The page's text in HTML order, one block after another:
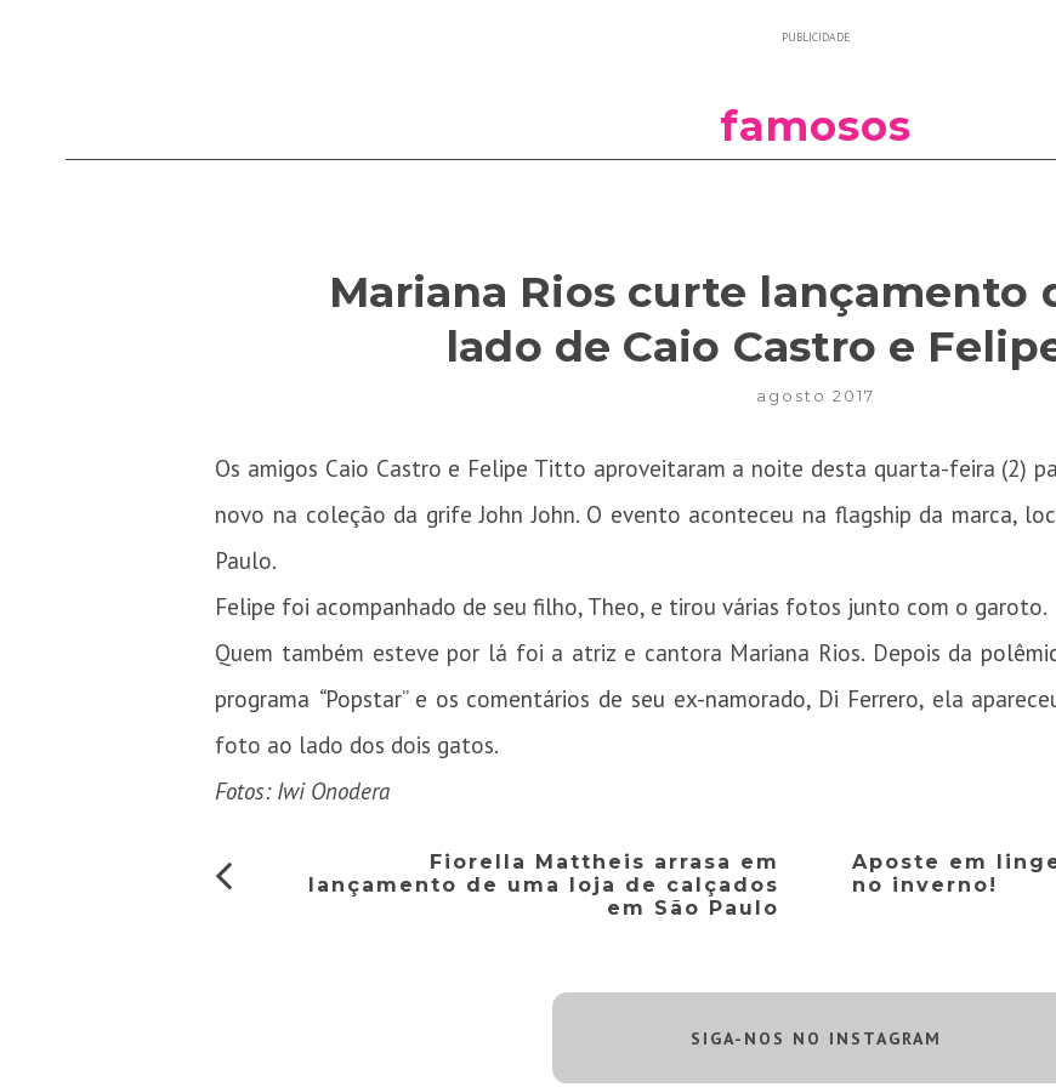
PUBLICIDADE
famosos
Mariana Rios curte lançamento
lado de Caio Castro e
agosto 2017
Os amigos Caio Castro e Felipe Titto aproveitaram a noite desta quarta-feira (2)
novo na coleção da grife John John. O evento aconteceu na flagship da marca,
Paulo.
Felipe foi acompanhado de seu filho, Theo, e tirou várias fotos junto com o garoto.
Quem também esteve por lá foi a atriz e cantora Mariana Rios. Depois da
programa “Popstar” e os comentários de seu ex-namorado, Di Ferrero, ela
foto ao lado dos dois gatos.
Fotos: Iwi Onodera
Fiorella Mattheis arrasa em
lançamento de uma loja de calçados
em São Paulo
Aposte em
no inverno!
SIGA-NOS NO INSTAGRAM